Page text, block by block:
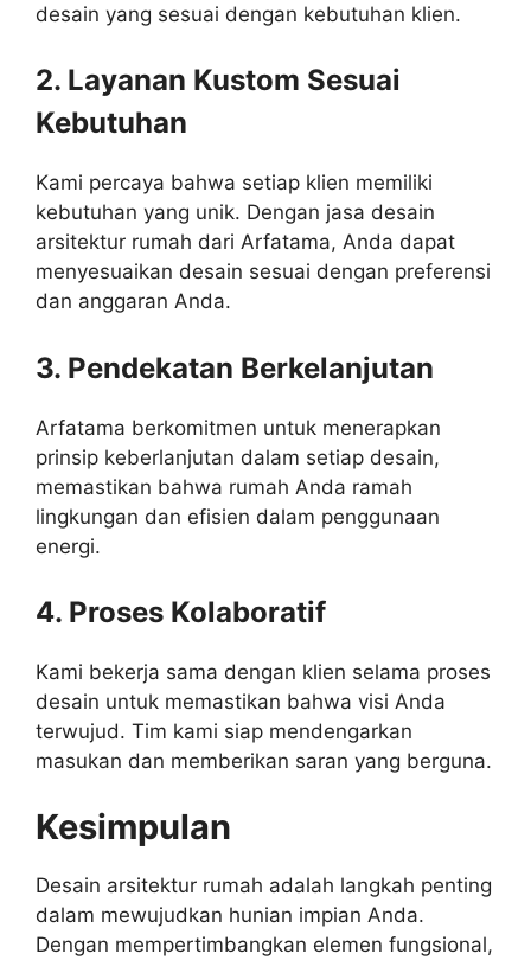
desain yang sesuai dengan kebutuhan klien.
2. Layanan Kustom Sesuai
Kebutuhan
Kami percaya bahwa setiap klien memiliki
kebutuhan yang unik. Dengan jasa desain
arsitektur rumah dari Arfatama, Anda dapat
menyesuaikan desain sesuai dengan preferensi
dan anggaran Anda.
3. Pendekatan Berkelanjutan
Arfatama berkomitmen untuk menerapkan
prinsip keberlanjutan dalam setiap desain,
memastikan bahwa rumah Anda ramah
lingkungan dan efisien dalam penggunaan
energi.
4. Proses Kolaboratif
Kami bekerja sama dengan klien selama proses
desain untuk memastikan bahwa visi Anda
terwujud. Tim kami siap mendengarkan
masukan dan memberikan saran yang berguna.
Kesimpulan
Desain arsitektur rumah adalah langkah penting
dalam mewujudkan hunian impian Anda.
Dengan mempertimbangkan elemen fungsional,